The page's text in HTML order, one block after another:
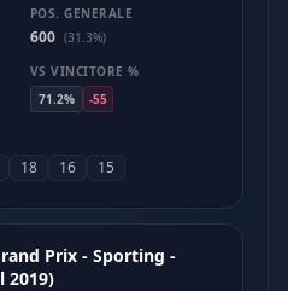
POS. GENERALE
600 (31.3%)
VS VINCITORE %
71.2%
-55
18 16 15
Prix - Sporting -
2019)